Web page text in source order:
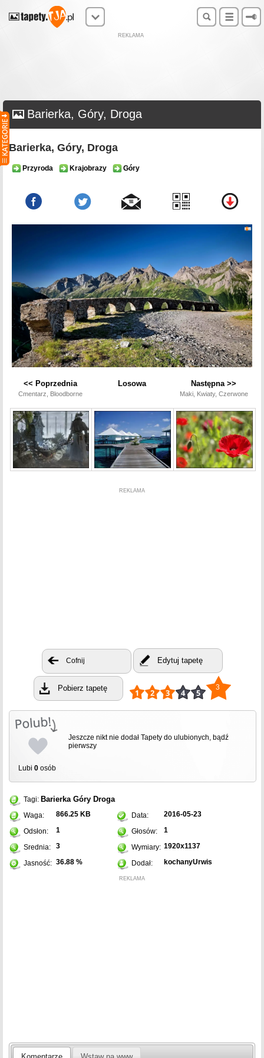
REKLAMA
Barierka, Góry, Droga
Barierka, Góry, Droga
Przyroda Krajobrazy Góry
<< Poprzednia
Cmentarz, Bloodborne
Losowa Następna >>
Maki, Kwiaty, Czerwone
REKLAMA
Cofnij Edytuj tapetę
Pobierz tapetę 3
Lubi 0 osób
Jeszcze nikt nie dodał Tapety do ulubionych, bądź
pierwszy
Tagi: Barierka Góry Droga
Waga: 866.25 KB Data: 2016-05-23
Odsłon: 1 Głosów: 1
Srednia: 3 Wymiary: 1920x1137
Jasność: 36.88 % Dodał: kochanyUrwis
REKLAMA